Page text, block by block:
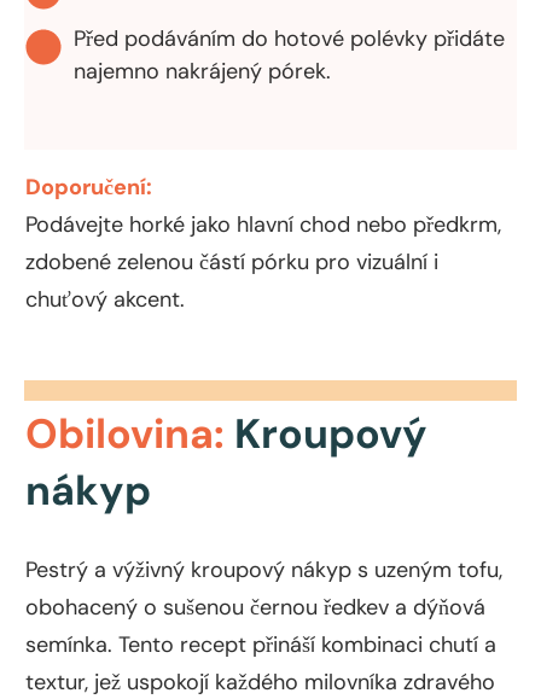
Před podáváním do hotové polévky přidáte
najemno nakrájený pórek.
Doporučení:
Podávejte horké jako hlavní chod nebo předkrm,
zdobené zelenou částí pórku pro vizuální i
chuťový akcent.
Obilovina: Kroupový
nákyp
Pestrý a výživný kroupový nákyp s uzeným tofu,
obohacený o sušenou černou ředkev a dýňová
semínka. Tento recept přináší kombinaci chutí a
textur, jež uspokojí každého milovníka zdravého